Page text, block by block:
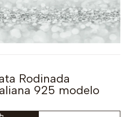
Rodinada
925 modelo